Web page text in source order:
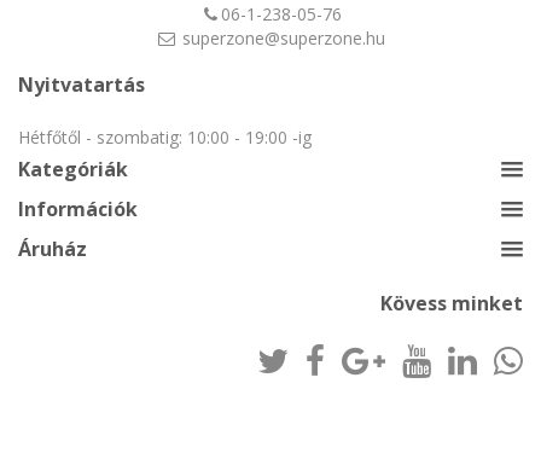
06-1-238-05-76
superzone@superzone.hu
Nyitvatartás
Hétfőtől - szombatig: 10:00 - 19:00 -ig
Kategóriák
Információk
Áruház
Kövess minket